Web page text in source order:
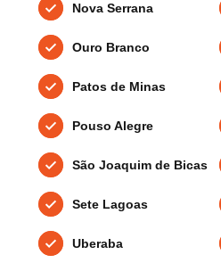
Nova Serrana
Ouro Branco
Patos de Minas
Pouso Alegre
São Joaquim de Bicas
Sete Lagoas
Uberaba